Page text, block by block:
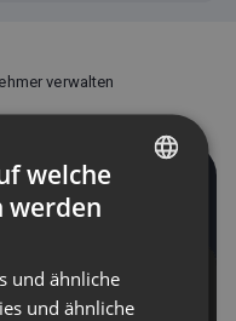
verwalten
ENGLISH
GERMAN
welche
werden
und ähnliche
und ähnliche